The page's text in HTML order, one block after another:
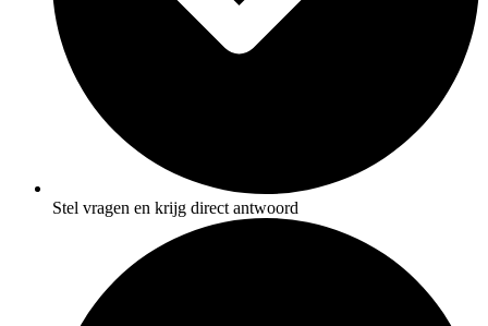
Stel vragen en krijg direct antwoord